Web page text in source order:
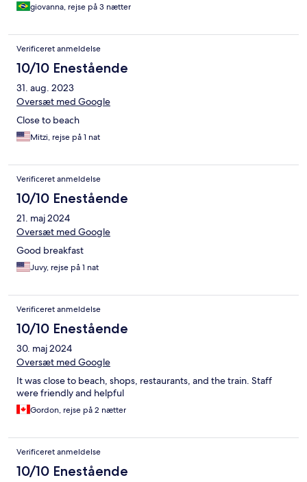
giovanna, rejse på 3 nætter
Verificeret anmeldelse
10/10 Enestående
31. aug. 2023
Oversæt med Google
Close to beach
Mitzi, rejse på 1 nat
Verificeret anmeldelse
10/10 Enestående
21. maj 2024
Oversæt med Google
Good breakfast
Juvy, rejse på 1 nat
Verificeret anmeldelse
10/10 Enestående
30. maj 2024
Oversæt med Google
It was close to beach, shops, restaurants, and the train. Staff
were friendly and helpful
Gordon, rejse på 2 nætter
Verificeret anmeldelse
10/10 Enestående